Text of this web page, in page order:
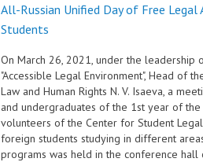
All-Russian Unified Day of Free
Students
On March 26, 2021, under the leadership
"Accessible Legal Environment", Head of
Law and Human Rights N. V. Isaeva, a
and undergraduates of the 1st year of
volunteers of the Center for Student
foreign students studying in different
programs was held in the conference